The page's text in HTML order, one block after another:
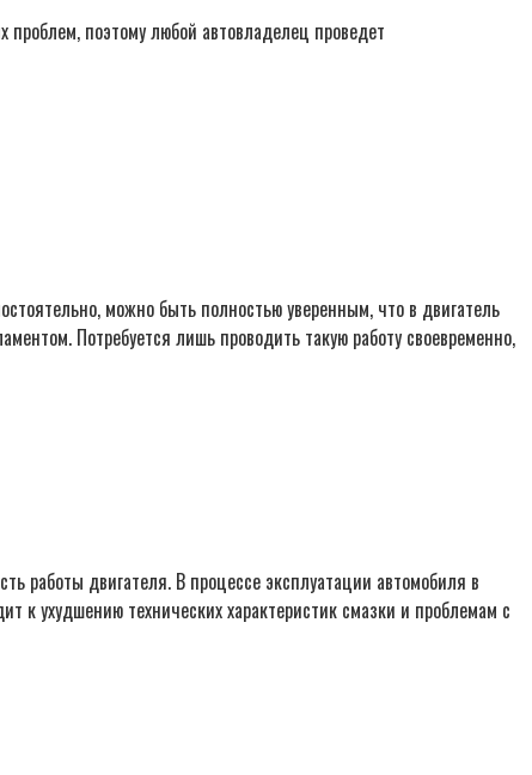
поэтому любой автовладелец проведет
можно быть полностью уверенным, что в двигатель
Потребуется лишь проводить такую работу своевременно,
работы двигателя. В процессе эксплуатации автомобиля в
ухудшению технических характеристик смазки и проблемам с